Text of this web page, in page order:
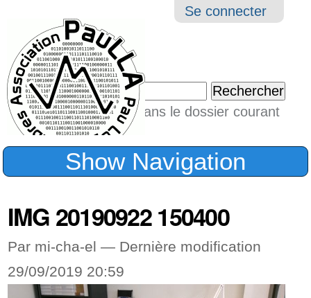
Outils
Se connecter
Chercher par
Seulement dans le dossier courant
Recherche
Show Navigation
IMG 20190922 150400
Par mi-cha-el — Dernière modification
29/09/2019 20:59